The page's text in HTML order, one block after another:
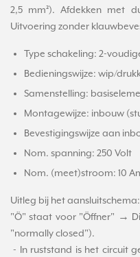
2,5 mm²). Afdekken met
Uitvoering zonder
Type schakeling: 2-
Bedieningswijze: wip/
Samenstelling:
Montagewijze: inbouw
Bevestigingswijze aan
Nom. spanning: 250 Volt
Nom. (meet)stroom: 10
Uitleg bij het aansluitschema:
"Ö" staat voor "Öffner" →
"normally closed").
- In ruststand is het circuit